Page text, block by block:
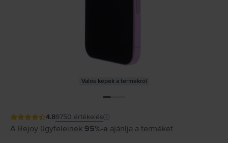
Valós képek a termékről
4.89750 értékelés
A Rejoy ügyfeleinek 95%-a ajánlja a terméket